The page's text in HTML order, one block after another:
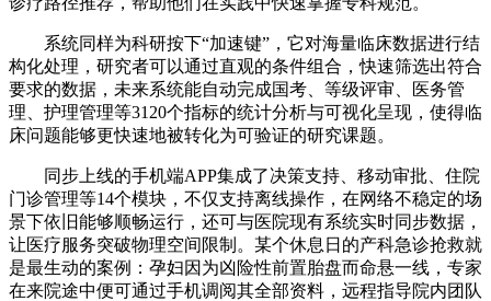
系统同样为科研按下“加速键”，它对海量临床数据进行结
构化处理，研究者可以通过直观的条件组合，快速筛选出符合
要求的数据，未来系统能自动完成国考、等级评审、医务管
理、护理管理等3120个指标的统计分析与可视化呈现，使得临
床问题能够更快速地被转化为可验证的研究课题。
同步上线的手机端APP集成了决策支持、移动审批、住院
门诊管理等14个模块，不仅支持离线操作，在网络不稳定的场
景下依旧能够顺畅运行，还可与医院现有系统实时同步数据，
让医疗服务突破物理空间限制。某个休息日的产科急诊抢救就
是最生动的案例：孕妇因为凶险性前置胎盘而命悬一线，专家
在来院途中便可通过手机调阅其全部资料，远程指导院内团队